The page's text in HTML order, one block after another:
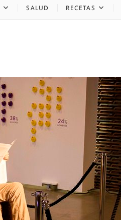
SALUD RECETAS